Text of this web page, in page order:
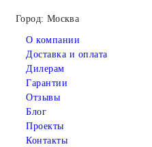
Город: Москва
О компании
Доставка и оплата
Дилерам
Гарантии
Отзывы
Блог
Проекты
Контакты